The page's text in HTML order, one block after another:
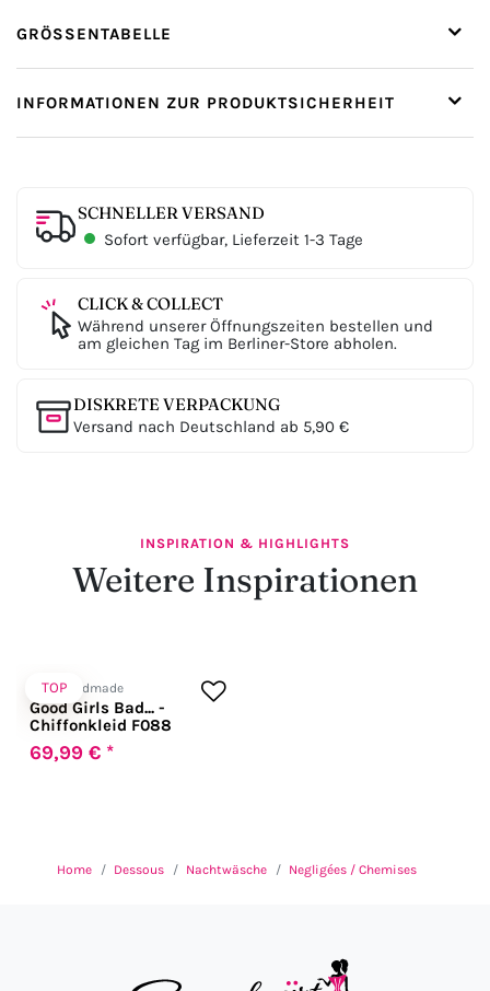
GRÖSSENTABELLE
INFORMATIONEN ZUR PRODUKTSICHERHEIT
SCHNELLER VERSAND
Sofort verfügbar, Lieferzeit 1-3 Tage
CLICK & COLLECT
Während unserer Öffnungszeiten bestellen und
am gleichen Tag im Berliner-Store abholen.
DISKRETE VERPACKUNG
Versand nach Deutschland ab 5,90 €
INSPIRATION & HIGHLIGHTS
Weitere Inspirationen
TOP
Noir Handmade
Good Girls Bad... -
Chiffonkleid F088
69,99 € *
Home Dessous Nachtwäsche Negligées / Chemises